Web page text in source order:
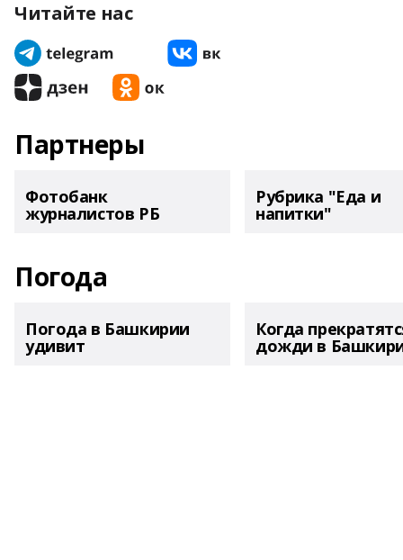
Читайте нас
Партнеры
Фотобанк
журналистов РБ
Рубрика "Еда и
напитки"
Погода
Погода в Башкирии
удивит
Когда
дожди в